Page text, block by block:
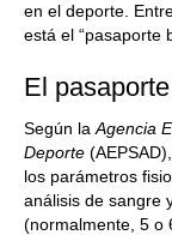
en el deporte.
está el “pasaporte
El
Según la Agencia
Deporte
los parámetros
análisis de sangre
(normalmente, 5 o